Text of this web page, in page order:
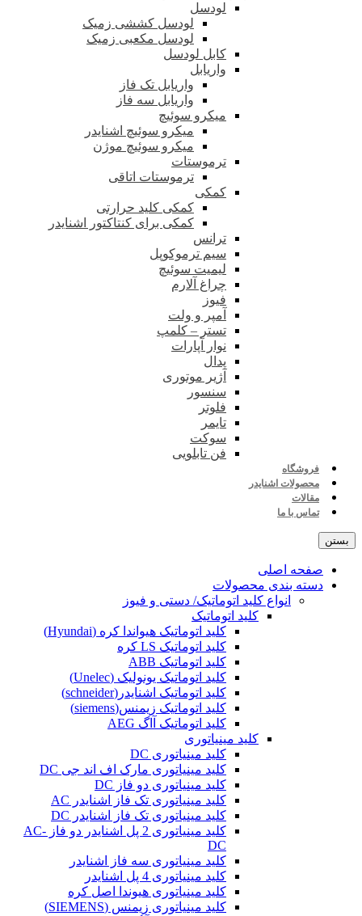
لودسل
لودسل کششی زمیک
لودسل مکعبی زمیک
کابل لودسل
واریابل
واریابل تک فاز
واریابل سه فاز
میکرو سوئیچ
میکرو سوئیچ اشنایدر
میکرو سوئیچ موژن
ترموستات
ترموستات اتاقی
کمکی
کمکی کلید حرارتی
کمکی برای کنتاکتور اشنایدر
ترانس
سیم ترموکوپل
لیمیت سوئیچ
چراغ آلارم
فیوز
آمپر و ولت
تستر – کلمپ
نوار آپارات
پدال
آژیر موتوری
سنسور
فلوتر
تایمر
سوکت
فن تابلویی
فروشگاه
محصولات اشنایدر
مقالات
تماس با ما
بستن
صفحه اصلی
دسته بندی محصولات
انواع کلید اتوماتیک/ دستی و فیوز
کلید اتوماتیک
کلید اتوماتیک هیواندا کره (Hyundai)
کلید اتوماتیک LS کره
کلید اتوماتیک ABB
کلید اتوماتیک یونولیک (Unelec)
کلید اتوماتیک اشنایدر(schneider)
کلید اتوماتیک زیمنس(siemens)
کلید اتوماتیک آاگ AEG
کلید مینیاتوری
کلید مینیاتوری DC
کلید مینیاتوری مارک اف اند جی DC
کلید مینیاتوری دو فاز DC
کلید مینیاتوری تک فاز اشنایدر AC
کلید مینیاتوری تک فاز اشنایدر DC
کلید مینیاتوری 2 پل اشنایدر دو فاز AC-
DC
کلید مینیاتوری سه فاز اشنایدر
کلید مینیاتوری 4 پل اشنایدر
کلید مینیاتوری هیوندا اصل کره
کلید مینیاتوری زیمنس (SIEMENS)